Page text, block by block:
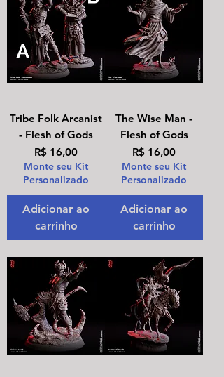
Tribe Folk Arcanist
- Flesh of Gods
Preço
R$ 16,00
Monte seu Kit
Personalizado
Adicionar ao
carrinho
The Wise Man -
Flesh of Gods
Preço
R$ 16,00
Monte seu Kit
Personalizado
Adicionar ao
carrinho